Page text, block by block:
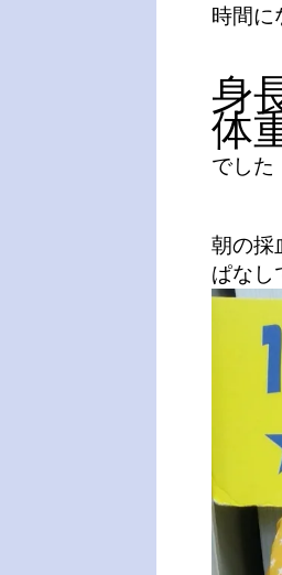
時間に
身
体
でした
朝の採
ぱなし